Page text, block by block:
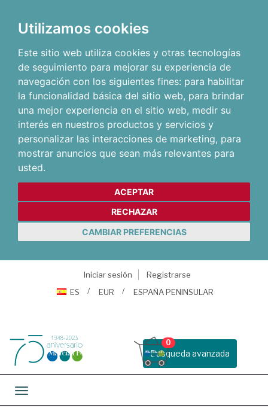
Utilizamos cookies
Este sitio web utiliza cookies y otras tecnologías
de seguimiento para mejorar su experiencia de
navegación con los siguientes fines: para habilitar
la funcionalidad básica del sitio web, para brindar
una mejor experiencia en el sitio web, medir su
interés en nuestros productos y servicios y
personalizar las interacciones de marketing, para
mostrar anuncios que sean más relevantes para
usted.
ACEPTAR
RECHAZAR
CAMBIAR PREFERENCIAS
Iniciar sesión
Registrarse
ES
EUR ESPAÑA PENINSULAR
Busqueda avanzada
0
Toggle navigation